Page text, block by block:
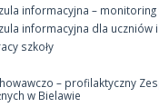
informacyjna – monitoring
informacyjna dla uczniów
szkoły
– profilaktyczny
w Bielawie